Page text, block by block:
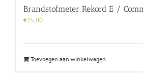
Brandstofmeter Rekord E /
€25,00
Toevoegen aan winkelwagen